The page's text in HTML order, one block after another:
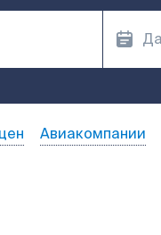
Авиакомпании